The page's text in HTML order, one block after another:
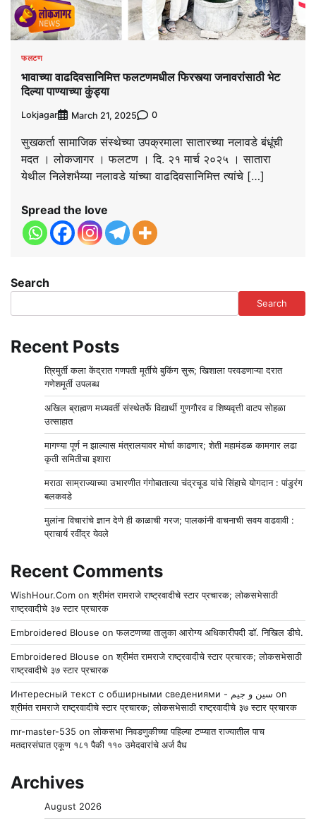
फलटण
भावाच्या वाढदिवसानिमित्त फलटणमधील फिरस्त्या जनावरांसाठी भेट
दिल्या पाण्याच्या कुंड्या
Lokjagar March 21, 2025 0
सुखकर्ता सामाजिक संस्थेच्या उपक्रमाला सातारच्या नलावडे बंधूंची
मदत । लोकजागर । फलटण । दि. २१ मार्च २०२५ । सातारा
येथील निलेशभैय्या नलावडे यांच्या वाढदिवसानिमित्त त्यांचे […]
Spread the love
Search
Search
Recent Posts
त्रिमुर्ती कला केंद्रात गणपती मूर्तींचे बुकिंग सुरू; खिशाला परवडणाऱ्या दरात
गणेशमूर्ती उपलब्ध
अखिल ब्राह्मण मध्यवर्ती संस्थेतर्फे विद्यार्थी गुणगौरव व शिष्यवृत्ती वाटप सोहळा
उत्साहात
मागण्या पूर्ण न झाल्यास मंत्रालयावर मोर्चा काढणार; शेती महामंडळ कामगार लढा
कृती समितीचा इशारा
मराठा साम्राज्याच्या उभारणीत गंगोबातात्या चंद्रचूड यांचे सिंहाचे योगदान : पांडुरंग
बलकवडे
मुलांना विचारांचे ज्ञान देणे ही काळाची गरज; पालकांनी वाचनाची सवय वाढवावी :
प्राचार्य रवींद्र येवले
Recent Comments
WishHour.Com onश्रीमंत रामराजे राष्ट्रवादीचे स्टार प्रचारक; लोकसभेसाठी
राष्ट्रवादीचे ३७ स्टार प्रचारक
Embroidered Blouse onफलटणच्या तालुका आरोग्य अधिकारीपदी डॉ. निखिल डीघे.
Embroidered Blouse onश्रीमंत रामराजे राष्ट्रवादीचे स्टार प्रचारक; लोकसभेसाठी
राष्ट्रवादीचे ३७ स्टार प्रचारक
Интересный текст с обширными сведениями - سين و جيم on
श्रीमंत रामराजे राष्ट्रवादीचे स्टार प्रचारक; लोकसभेसाठी राष्ट्रवादीचे ३७ स्टार प्रचारक
mr-master-535 onलोकसभा निवडणुकीच्या पहिल्या टप्प्यात राज्यातील पाच
मतदारसंघात एकूण १८१ पैकी ११० उमेदवारांचे अर्ज वैध
Archives
August 2026